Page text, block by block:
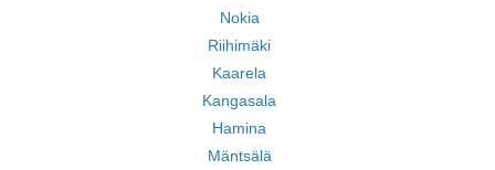
Nokia
Riihimäki
Kaarela
Kangasala
Hamina
Mäntsälä